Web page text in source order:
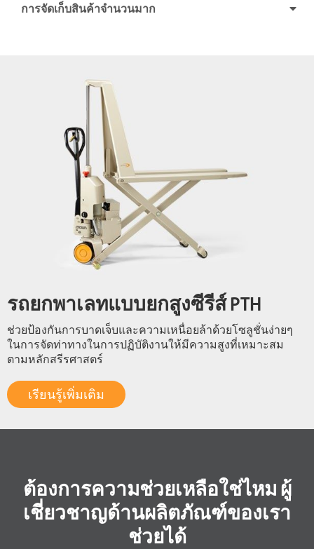
การจัดเก็บสินค้าจำนวนมาก
รถยกพาเลทแบบยกสูงซีรีส์ PTH
ช่วยป้องกันการบาดเจ็บและความเหนื่อยล้าด้วยโซลูชั่นง่ายๆ
ในการจัดท่าทางในการปฏิบัติงานให้มีความสูงที่เหมาะสม
ตามหลักสรีรศาสตร์
เรียนรู้เพิ่มเติม
ต้องการความช่วยเหลือใช่ไหม ผู้
เชี่ยวชาญด้านผลิตภัณฑ์ของเรา
ช่วยได้